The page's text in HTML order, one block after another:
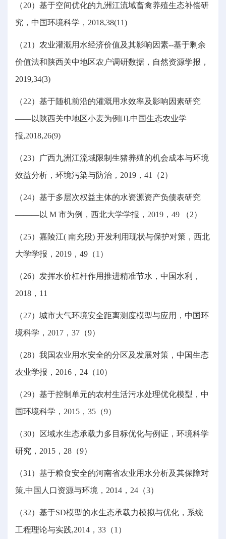
（20）基于空间优化的九洲江流域畜禽养殖生态补偿研
究，中国环境科学，2018,38(11)
（21）农业灌溉用水经济价值及其影响因素--基于剩余
价值法和陕西关中地区农户调研数据，自然资源学报，
2019,34(3)
（22）基于随机前沿的灌溉用水效率及影响因素研究
——以陕西关中地区小麦为例[J].中国生态农业学
报,2018,26(9)
（23）广西九洲江流域限制生猪养殖的机会成本与环境
效益分析，环境污染与防治，2019，41（2）
（24）基于多层次权益主体的水资源资产负债表研究
———以 M 市为例，西北大学学报，2019，49 （2）
（25）嘉陵江( 南充段) 开发利用现状与保护对策，西北
大学学报，2019，49（1）
（26）发挥水价杠杆作用推进精准节水，中国水利，
2018，11
（27）城市大气环境安全距离测度模型与应用，中国环
境科学，2017，37（9）
（28）我国农业用水安全的分区及发展对策，中国生态
农业学报，2016，24（10）
（29）基于控制单元的农村生活污水处理优化模型，中
国环境科学，2015，35（9）
（30）区域水生态承载力多目标优化与例证，环境科学
研究，2015，28（9）
（31）基于粮食安全的河南省农业用水分析及其保障对
策,中国人口资源与环境，2014，24（3）
（32）基于SD模型的水生态承载力模拟与优化，系统
工程理论与实践,2014，33（1）